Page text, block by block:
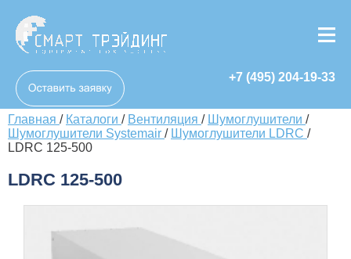
+7 (495) 204-19-33
Главная / Каталоги / Вентиляция / Шумоглушители /
Шумоглушители Systemair / Шумоглушители LDRC /
LDRC 125-500
LDRC 125-500